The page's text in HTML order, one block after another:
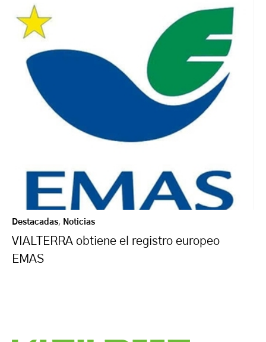
Destacadas, Noticias
VIALTERRA obtiene el registro europeo
EMAS